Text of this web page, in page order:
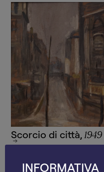
Scorcio di città,1949
INFORMATIVA